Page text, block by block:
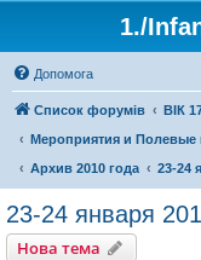
1./
Допомога
Список форумів
ВІК
Мероприятия и
Архив 2010 года
23-24
23-24 января
Нова тема